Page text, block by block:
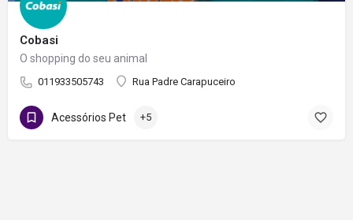
Cobasi
O shopping do seu animal
011933505743 Rua Padre Carapuceiro
Acessórios Pet +5